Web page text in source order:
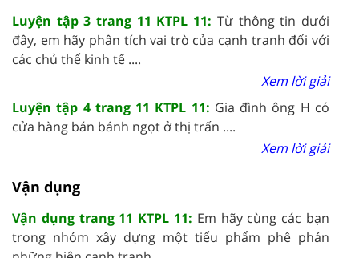
Luyện tập 3 trang 11 KTPL 11: Từ thông tin dưới
đây, em hãy phân tích vai trò của cạnh tranh đối với
các chủ thể kinh tế ....
Xem lời giải
Luyện tập 4 trang 11 KTPL 11: Gia đình ông H có
cửa hàng bán bánh ngọt ở thị trấn ....
Xem lời giải
Vận dụng
Vận dụng trang 11 KTPL 11: Em hãy cùng các bạn
trong nhóm xây dựng một tiểu phẩm phê phán